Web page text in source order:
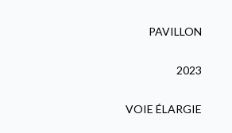
PAVILLON
2023
VOIE ÉLARGIE